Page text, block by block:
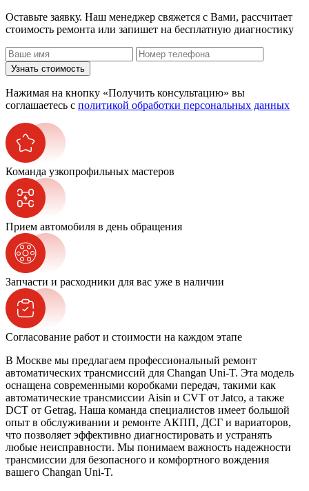
Оставьте заявку. Наш менеджер свяжется с Вами, расcчитает
стоимость ремонта или запишет на бесплатную диагностику
Узнать стоимость
Нажимая на кнопку «Получить консультацию» вы
соглашаетесь с политикой обработки персональных данных
Команда узкопрофильных мастеров
Прием автомобиля в день обращения
Запчасти и расходники для вас уже в наличии
Согласование работ и стоимости на каждом этапе
В Москве мы предлагаем профессиональный ремонт
автоматических трансмиссий для Changan Uni-T. Эта модель
оснащена современными коробками передач, такими как
автоматические трансмиссии Aisin и CVT от Jatco, а также
DCT от Getrag. Наша команда специалистов имеет большой
опыт в обслуживании и ремонте АКПП, ДСГ и вариаторов,
что позволяет эффективно диагностировать и устранять
любые неисправности. Мы понимаем важность надежности
трансмиссии для безопасного и комфортного вождения
вашего Changan Uni-T.